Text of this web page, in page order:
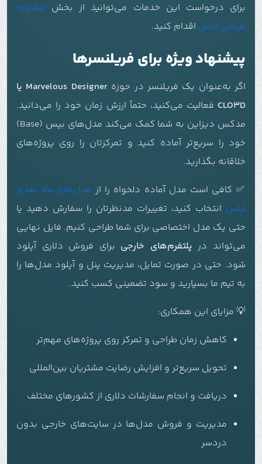
برای درخواست این خدمات می‌توانید از بخش مشاوره
طراحی لباس اقدام کنید.
پیشنهاد ویژه برای فریلنسرها
اگر به‌عنوان یک فریلنسر در حوزه
Marvelous Designer یا
CLO3D فعالیت می‌کنید، حتماً ارزش زمان خود را می‌دانید.
مدکس دیزاین به شما کمک می‌کند مدل‌های بیس (Base)
خود را سریع‌تر آماده کنید و تمرکزتان را روی پروژه‌های
خلاقانه بگذارید.
✅ کافی است مدل آماده دلخواه را از مدل‌های سه بعدی
لباس انتخاب کنید، تغییرات مدنظرتان را سفارش دهید یا
حتی یک مدل اختصاصی برای شما طراحی کنیم. فایل نهایی
می‌تواند در پلتفرم‌های خارجی برای فروش دلاری آپلود
شود. حتی در صورت تمایل، مدیریت پنل و آپلود مدل‌ها را
به تیم ما بسپارید و سود تضمینی کسب کنید.
💡 مزایای این همکاری:
کاهش زمان طراحی و تمرکز روی پروژه‌های مهم‌تر
تحویل سریع‌تر و افزایش رضایت مشتریان بین‌المللی
دریافت و انجام سفارشات دلاری از کشورهای مختلف
مدیریت و فروش مدل‌ها در سایت‌های خارجی بدون
دردسر